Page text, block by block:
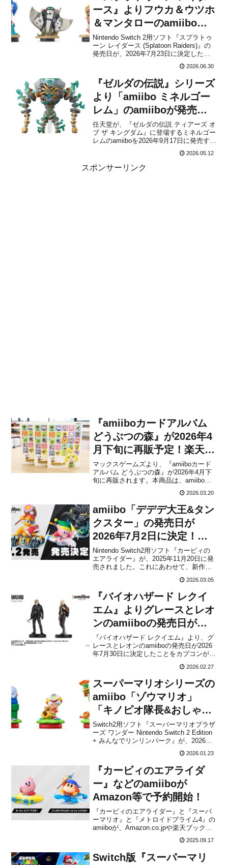
す。好...
ース』よりフウカ＆ウツホ
＆マンタローのamiiboが
発売決定！予約開始
Nintendo Switch 2用ソフト『スプラトゥ
ーン レイダース (Splatoon Raiders)』の
発売日が、2026年7月23日に決定したこ
とを任天堂が発表しました。これにあわ
せて、『スプラトゥーン レイダース』よ
りフウカ＆ウツホ＆マンタローのamiibo
が同日7月...
2026.06.30
『ゼルダの伝説』シリーズ
より「amiibo ミネルゴー
レム」のamiiboが発売決
定！予約開始
任天堂が、『ゼルダの伝説 ティアーズ オ
ブ ザ キングダム』に登場するミネルゴー
レムのamiiboを2026年9月17日に発売する
けとして発売された『ゼルダの伝説 ティ
アーズ オブ ザ キングダム』から、新作
amiiboが登場決...
2026.05.12
スポンサーリンク
『amiiboカードアルバム
どうぶつの森』が2026年4
月下旬に再販予定！楽天ブ
ックスで予約受付中
マックスゲームズより、『amiiboカード
アルバム どうぶつの森』が2026年4月下
旬に再販されます。本商品は、amiiboカ
森』デザインのカードアルバムです。表
面には「しずえ」や「とたけけ」など
『どうぶつの森』のキャラクターたち、
裏面はカワイ...
2026.03.20
amiibo「デデデ大王&タン
クスター」の発売日が
2026年7月2日に決定！新
作amiiboの予約開始
Nintendo Switch2用ソフト『カービィの
エアライダー』が、2025年11月20日に発
売されました。これにあわせて、新作
（カービィのエアライダーシリーズ）」
「バンダナワドルディ&ウィングスター
（カービィのエアライダーシリーズ）」
も...
2026.03.05
『バイオハザード レクイ
エム』よりグレースとレオ
ンのamiiboの発売日が決
定！予約開始
『バイオハザード レクイエム』より、グ
レースとレオンのamiiboの発売日が2026
年7⽉30⽇に決定したことをカプコンが発
も順次開始となります。amiiboは、ゲー
ムとつながり連動する、キャラクターフ
ィギュアのこと。対応するソフトをプレ
イ...
2026.02.27
スーパーマリオシリーズの
amiibo「ゾウマリオ」
「キノピオ隊長&おしゃべ
りフラワー」「ポプリン&
フロリアン王子」が発売決
Switch2用ソフト『スーパーマリオブラザ
ーズ ワンダー Nintendo Switch 2 Edition
+ みんなでリンリンパーク』が、2026年3
月26日に発売される予定です。同日3月26
日に、スーパーマリオシリーズの新作
amiiboとして「ゾウマリオ」「キノピオ
隊長&...
2026.01.23
『カービィのエアライダ
ー』などのamiiboが
Amazon等で予約開始！
『カービィのエアライダー』と『スーパ
ーマリオ』と『メトロイドプライム4』の
amiiboが、Amazon.co.jpや楽天ブックス
るamiibo(アミーボ)は上記3作品から全7種
類があり、いずれも2025年9月16日から
ゲーム取扱店やオンラインシ...
2025.09.17
Switch版『スーパーマリ